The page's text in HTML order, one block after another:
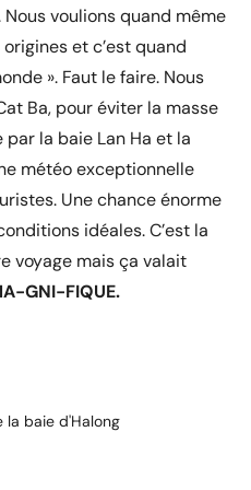
voulions quand même
et c’est quand
». Faut le faire. Nous
Ba, pour éviter la masse
la baie Lan Ha et la
météo exceptionnelle
Une chance énorme
idéales. C’est la
voyage mais ça valait
GNI-FIQUE.